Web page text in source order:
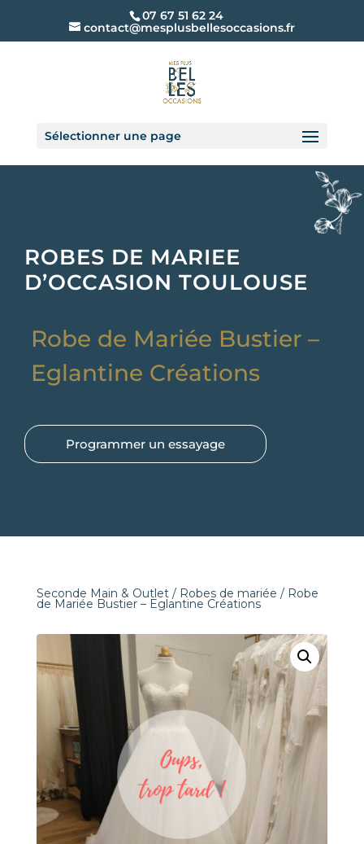
07 67 51 62 24
contact@mesplusbellesoccasions.fr
Sélectionner une page
ROBES DE MARIEE
D’OCCASION TOULOUSE
Robe de Mariée Bustier –
Eglantine Créations
Programmer un essayage
Seconde Main & Outlet/ Robes de mariée / Robe
de Mariée Bustier – Eglantine Créations